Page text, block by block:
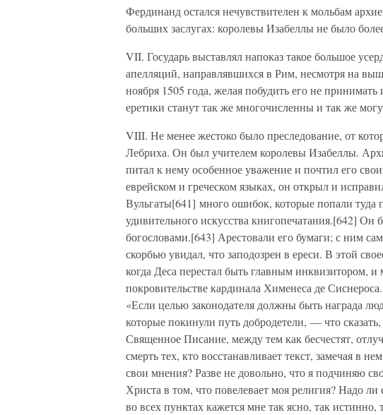
Фердинанд остался нечувствителен к мольбам
больших заслугах: королевы Изабеллы не было
VII. Государь выставлял напоказ такое большое
апелляций, направлявшихся в Рим, несмотря на
ноября 1505 года, желая побудить его не
еретики станут так же многочисленны и так же
VIII. Не менее жестоко было преследование, от
Лебриха. Он был учителем королевы Изабеллы.
питал к нему особенное уважение и почтил его
еврейском и греческом языках, он открыл и
Вульгаты[641] много ошибок, которые попали туда
удивительного искусства книгопечатания.[642] Он
богословами.[643] Арестовали его бумаги; с ним
скорбью увидал, что заподозрен в ереси. В этой
когда Деса перестал быть главным инквизитором,
покровительстве кардинала Хименеса де
«Если целью законодателя должны быть награда
которые покинули путь добродетели, — что
Священное Писание, между тем как бесчестят,
смерть тех, кто восстанавливает текст, замечая в
свои мнения? Разве не довольно, что я подчиняю
Христа в том, что повелевает моя религия? Надо
во всех пунктах кажется мне так ясно, так истинно,